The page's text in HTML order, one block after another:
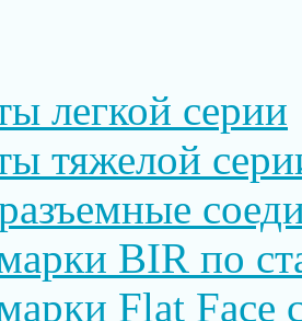
легкой серии
тяжелой
BIR по
Flat Face